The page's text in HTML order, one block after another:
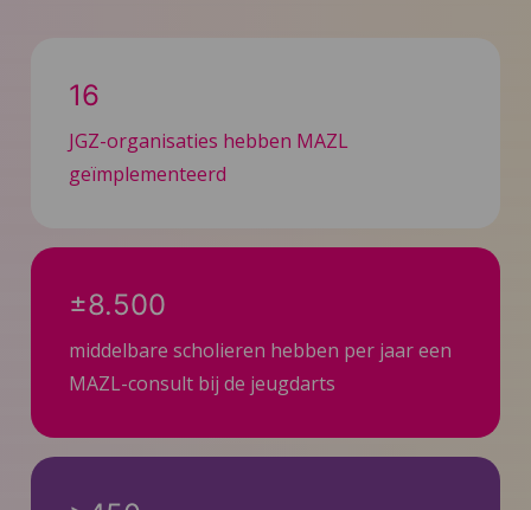
16
JGZ-organisaties hebben MAZL
geïmplementeerd
±8.500
middelbare scholieren hebben per jaar een
MAZL-consult bij de jeugdarts